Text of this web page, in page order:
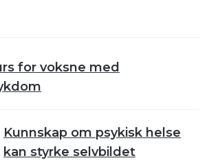
for voksne med
Kunnskap om psykisk helse
kan styrke selvbildet